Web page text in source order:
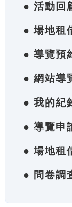
● 活動回
● 場地租
● 導覽預
● 網站導
● 我的紀
● 導覽申
● 場地租
● 問卷調